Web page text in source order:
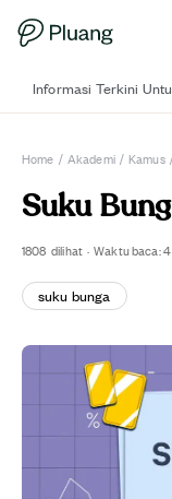
Informasi Terkini
Home / Akademi / Kamus
Suku
1808 dilihat · Waktu baca:4
suku bunga